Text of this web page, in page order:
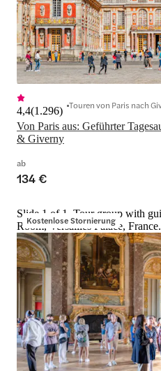
Von Paris aus: Geführter
& Giverny
4,4(1.296) Touren von Paris nach
ab
134 €
Kostenlose Stornierung
Slide 1 of 1, Tour group with
Room, Versailles Palace, France.